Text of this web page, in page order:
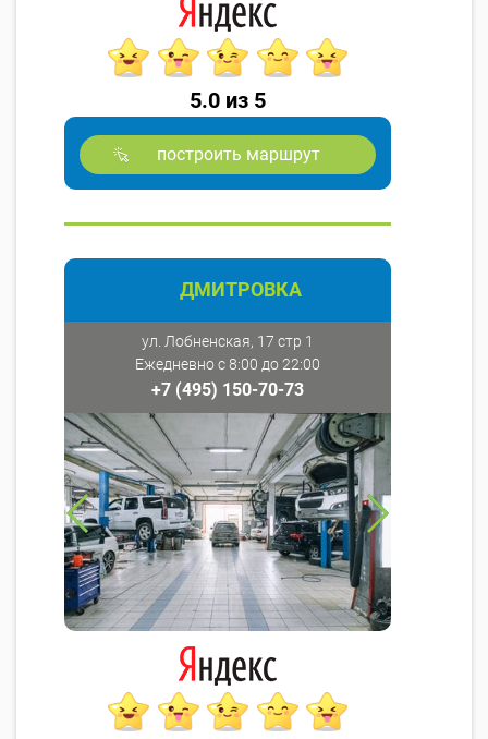
5.0 из 5
построить маршрут
ДМИТРОВКА
ул. Лобненская, 17 стр 1
Ежедневно с 8:00 до 22:00
+7 (495) 150-70-73